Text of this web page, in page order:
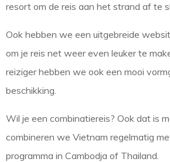
resort om de reis aan het strand af te
Ook hebben we een uitgebreide
om je reis net weer even leuker te
reiziger hebben we ook een mooi
beschikking.
Wil je een combinatiereis? Ook dat is
combineren we Vietnam regelmatig
programma in Cambodja of Thailand.